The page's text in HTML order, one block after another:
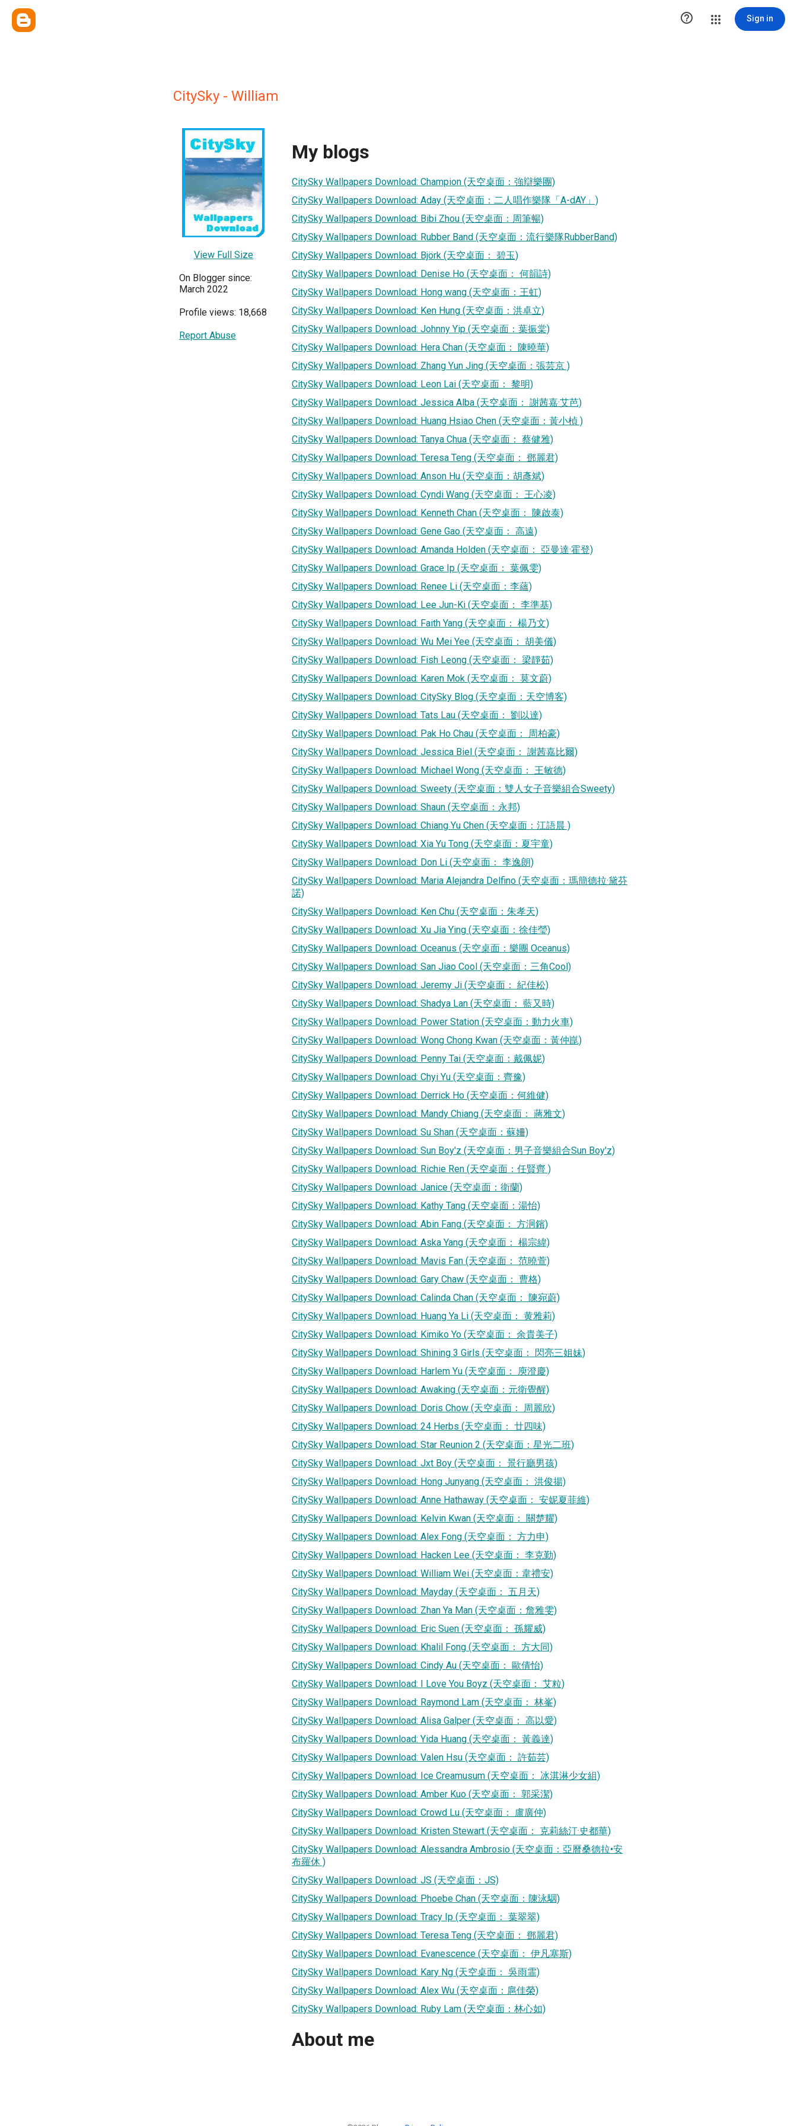
 Sign in
CitySky - William
View Full Size
On Blogger since:
March 2022
Profile views: 18,668
Report Abuse
My blogs
CitySky Wallpapers Download: Champion (天空桌面：強辯樂團)
CitySky Wallpapers Download: Aday (天空桌面：二人唱作樂隊「A-dAY」)
CitySky Wallpapers Download: Bibi Zhou (天空桌面：周筆暢)
CitySky Wallpapers Download: Rubber Band (天空桌面：流行樂隊RubberBand)
CitySky Wallpapers Download: Björk (天空桌面： 碧玉)
CitySky Wallpapers Download: Denise Ho (天空桌面： 何韻詩)
CitySky Wallpapers Download: Hong wang (天空桌面：王虹)
CitySky Wallpapers Download: Ken Hung (天空桌面：洪卓立)
CitySky Wallpapers Download: Johnny Yip (天空桌面：葉振棠)
CitySky Wallpapers Download: Hera Chan (天空桌面： 陳曉華)
CitySky Wallpapers Download: Zhang Yun Jing (天空桌面：張芸京 )
CitySky Wallpapers Download: Leon Lai (天空桌面： 黎明)
CitySky Wallpapers Download: Jessica Alba (天空桌面： 謝茜嘉·艾芭)
CitySky Wallpapers Download: Huang Hsiao Chen (天空桌面：黃小楨 )
CitySky Wallpapers Download: Tanya Chua (天空桌面： 蔡健雅)
CitySky Wallpapers Download: Teresa Teng (天空桌面： 鄧麗君)
CitySky Wallpapers Download: Anson Hu (天空桌面：胡彥斌)
CitySky Wallpapers Download: Cyndi Wang (天空桌面： 王心凌)
CitySky Wallpapers Download: Kenneth Chan (天空桌面： 陳啟泰)
CitySky Wallpapers Download: Gene Gao (天空桌面： 高遠)
CitySky Wallpapers Download: Amanda Holden (天空桌面： 亞曼達·霍登)
CitySky Wallpapers Download: Grace Ip (天空桌面： 葉佩雯)
CitySky Wallpapers Download: Renee Li (天空桌面：李蘊)
CitySky Wallpapers Download: Lee Jun-Ki (天空桌面： 李準基)
CitySky Wallpapers Download: Faith Yang (天空桌面： 楊乃文)
CitySky Wallpapers Download: Wu Mei Yee (天空桌面： 胡美儀)
CitySky Wallpapers Download: Fish Leong (天空桌面： 梁靜茹)
CitySky Wallpapers Download: Karen Mok (天空桌面： 莫文蔚)
CitySky Wallpapers Download: CitySky Blog (天空桌面：天空博客)
CitySky Wallpapers Download: Tats Lau (天空桌面： 劉以達)
CitySky Wallpapers Download: Pak Ho Chau (天空桌面： 周柏豪)
CitySky Wallpapers Download: Jessica Biel (天空桌面： 謝茜嘉比爾)
CitySky Wallpapers Download: Michael Wong (天空桌面： 王敏德)
CitySky Wallpapers Download: Sweety (天空桌面：雙人女子音樂組合Sweety)
CitySky Wallpapers Download: Shaun (天空桌面：永邦)
CitySky Wallpapers Download: Chiang Yu Chen (天空桌面：江語晨 )
CitySky Wallpapers Download: Xia Yu Tong (天空桌面：夏宇童)
CitySky Wallpapers Download: Don Li (天空桌面： 李逸朗)
CitySky Wallpapers Download: Maria Alejandra Delfino (天空桌面：瑪簡德拉·黛芬
諾)
CitySky Wallpapers Download: Ken Chu (天空桌面：朱孝天)
CitySky Wallpapers Download: Xu Jia Ying (天空桌面：徐佳瑩)
CitySky Wallpapers Download: Oceanus (天空桌面：樂團 Oceanus)
CitySky Wallpapers Download: San Jiao Cool (天空桌面：三角Cool)
CitySky Wallpapers Download: Jeremy Ji (天空桌面： 紀佳松)
CitySky Wallpapers Download: Shadya Lan (天空桌面： 藍又時)
CitySky Wallpapers Download: Power Station (天空桌面：動力火車)
CitySky Wallpapers Download: Wong Chong Kwan (天空桌面：黃仲崑)
CitySky Wallpapers Download: Penny Tai (天空桌面：戴佩妮)
CitySky Wallpapers Download: Chyi Yu (天空桌面：齊豫)
CitySky Wallpapers Download: Derrick Ho (天空桌面：何維健)
CitySky Wallpapers Download: Mandy Chiang (天空桌面： 蔣雅文)
CitySky Wallpapers Download: Su Shan (天空桌面：蘇姍)
CitySky Wallpapers Download: Sun Boy'z (天空桌面：男子音樂組合Sun Boy'z)
CitySky Wallpapers Download: Richie Ren (天空桌面：任賢齊 )
CitySky Wallpapers Download: Janice (天空桌面：衛蘭)
CitySky Wallpapers Download: Kathy Tang (天空桌面：湯怡)
CitySky Wallpapers Download: Abin Fang (天空桌面： 方泂鑌)
CitySky Wallpapers Download: Aska Yang (天空桌面： 楊宗緯)
CitySky Wallpapers Download: Mavis Fan (天空桌面： 范曉萱)
CitySky Wallpapers Download: Gary Chaw (天空桌面： 曹格)
CitySky Wallpapers Download: Calinda Chan (天空桌面： 陳宛蔚)
CitySky Wallpapers Download: Huang Ya Li (天空桌面： 黄雅莉)
CitySky Wallpapers Download: Kimiko Yo (天空桌面： 余貴美子)
CitySky Wallpapers Download: Shining 3 Girls (天空桌面： 閃亮三姐妹)
CitySky Wallpapers Download: Harlem Yu (天空桌面： 庾澄慶)
CitySky Wallpapers Download: Awaking (天空桌面：元衛覺醒)
CitySky Wallpapers Download: Doris Chow (天空桌面： 周麗欣)
CitySky Wallpapers Download: 24 Herbs (天空桌面： 廿四味)
CitySky Wallpapers Download: Star Reunion 2 (天空桌面：星光二班)
CitySky Wallpapers Download: Jxt Boy (天空桌面： 景行廳男孩)
CitySky Wallpapers Download: Hong Junyang (天空桌面： 洪俊揚)
CitySky Wallpapers Download: Anne Hathaway (天空桌面： 安妮夏菲維)
CitySky Wallpapers Download: Kelvin Kwan (天空桌面： 關楚耀)
CitySky Wallpapers Download: Alex Fong (天空桌面： 方力申)
CitySky Wallpapers Download: Hacken Lee (天空桌面： 李克勤)
CitySky Wallpapers Download: William Wei (天空桌面：韋禮安)
CitySky Wallpapers Download: Mayday (天空桌面： 五月天)
CitySky Wallpapers Download: Zhan Ya Man (天空桌面：詹雅雯)
CitySky Wallpapers Download: Eric Suen (天空桌面： 孫耀威)
CitySky Wallpapers Download: Khalil Fong (天空桌面： 方大同)
CitySky Wallpapers Download: Cindy Au (天空桌面： 歐倩怡)
CitySky Wallpapers Download: I Love You Boyz (天空桌面： 艾粒)
CitySky Wallpapers Download: Raymond Lam (天空桌面： 林峯)
CitySky Wallpapers Download: Alisa Galper (天空桌面： 高以愛)
CitySky Wallpapers Download: Yida Huang (天空桌面： 黃義達)
CitySky Wallpapers Download: Valen Hsu (天空桌面： 許茹芸)
CitySky Wallpapers Download: Ice Creamusum (天空桌面： 冰淇淋少女組)
CitySky Wallpapers Download: Amber Kuo (天空桌面： 郭采潔)
CitySky Wallpapers Download: Crowd Lu (天空桌面： 盧廣仲)
CitySky Wallpapers Download: Kristen Stewart (天空桌面： 克莉絲汀·史都華)
CitySky Wallpapers Download: Alessandra Ambrosio (天空桌面：亞曆桑德拉•安
布羅休 )
CitySky Wallpapers Download: JS (天空桌面：JS)
CitySky Wallpapers Download: Phoebe Chan (天空桌面：陳泳駰)
CitySky Wallpapers Download: Tracy Ip (天空桌面： 葉翠翠)
CitySky Wallpapers Download: Teresa Teng (天空桌面： 鄧麗君)
CitySky Wallpapers Download: Evanescence (天空桌面： 伊凡塞斯)
CitySky Wallpapers Download: Kary Ng (天空桌面： 吳雨霏)
CitySky Wallpapers Download: Alex Wu (天空桌面：扈佳榮)
CitySky Wallpapers Download: Ruby Lam (天空桌面：林心如)
About me